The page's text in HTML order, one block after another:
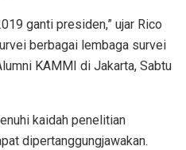
ganti presiden,” ujar Rico
berbagai lembaga survei
KAMMI di Jakarta, Sabtu
kaidah penelitian
dipertanggungjawakan.